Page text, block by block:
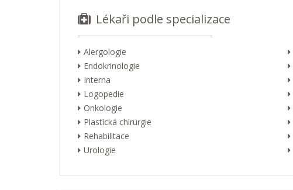
Lékaři podle specializace
Alergologie
Endokrinologie
Interna
Logopedie
Onkologie
Plastická chirurgie
Rehabilitace
Urologie